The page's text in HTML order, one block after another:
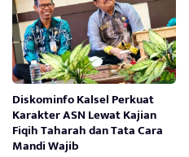
Diskominfo Kalsel Perkuat
Karakter ASN Lewat Kajian
Fiqih Taharah dan Tata Cara
Mandi Wajib